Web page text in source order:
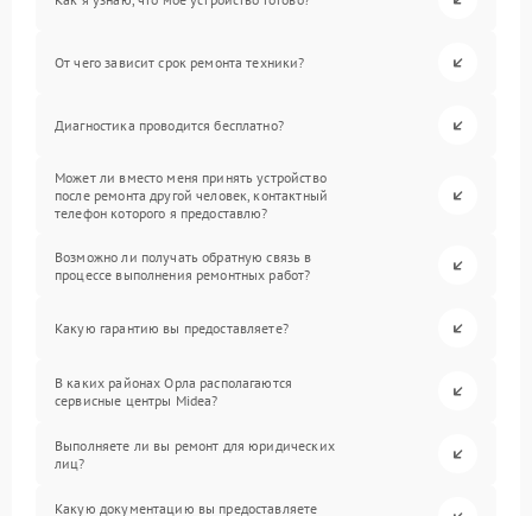
От чего зависит срок ремонта техники?
Диагностика проводится бесплатно?
Может ли вместо меня принять устройство
после ремонта другой человек, контактный
телефон которого я предоставлю?
Возможно ли получать обратную связь в
процессе выполнения ремонтных работ?
Какую гарантию вы предоставляете?
В каких районах Орла располагаются
сервисные центры Midea?
Выполняете ли вы ремонт для юридических
лиц?
Какую документацию вы предоставляете